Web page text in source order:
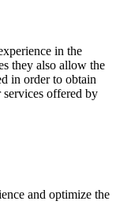
in the
they also allow the
in order to obtain
services offered by
and optimize the